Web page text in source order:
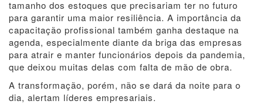
tamanho dos estoques que precisariam ter no futuro
para garantir uma maior resiliência. A importância da
capacitação profissional também ganha destaque na
agenda, especialmente diante da briga das empresas
para atrair e manter funcionários depois da pandemia,
que deixou muitas delas com falta de mão de obra.
A transformação, porém, não se dará da noite para o
dia, alertam líderes empresariais.